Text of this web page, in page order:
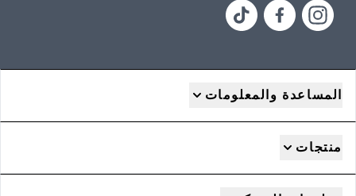
المساعدة والمعلومات
منتجات